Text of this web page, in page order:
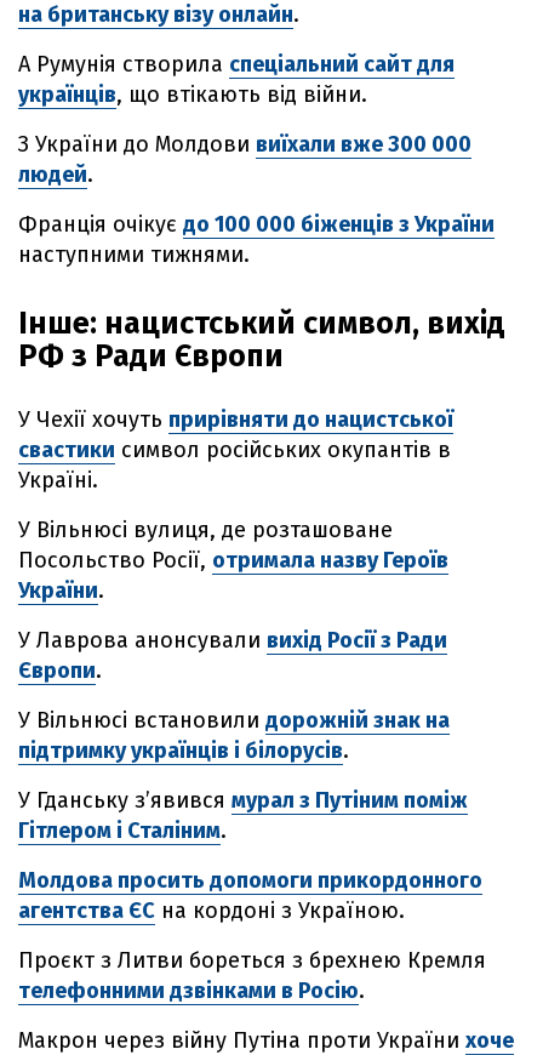
на британську візу онлайн.
А Румунія створила спеціальний сайт для
українців, що втікають від війни.
З України до Молдови виїхали вже 300 000
людей.
Франція очікує до 100 000 біженців з України
наступними тижнями.
Інше: нацистський символ, вихід
РФ з Ради Європи
У Чехії хочуть прирівняти до нацистської
свастики символ російських окупантів в
Україні.
У Вільнюсі вулиця, де розташоване
Посольство Росії, отримала назву Героїв
України.
У Лаврова анонсували вихід Росії з Ради
Європи.
У Вільнюсі встановили дорожній знак на
підтримку українців і білорусів.
У Гданську з’явився мурал з Путіним поміж
Гітлером і Сталіним.
Молдова просить допомоги прикордонного
агентства ЄС на кордоні з Україною.
Проєкт з Литви бореться з брехнею Кремля
телефонними дзвінками в Росію.
Макрон через війну Путіна проти України хоче